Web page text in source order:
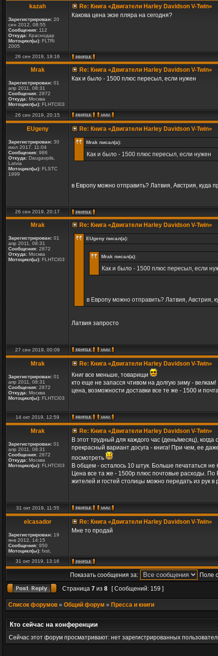
kazah
Зарегистрирован: 20
сен 2012, 08:55
Сообщения: 112
Откуда: Краснодар
Мотоцикл(ы): FLTRi
2005
Re: Книга «Двигатели Harley Davidson V-Twin»
Какова цена экзе пляра на сегодня?
26 сен 2019, 19:16
Mrak
Зарегистрирован: 01
апр 2011, 08:31
Сообщения: 2872
Откуда: Москва
Мотоцикл(ы): FLHTCI03
Re: Книга «Двигатели Harley Davidson V-Twin»
Как и было - 1500 плюс пересыл, если нужен
26 сен 2019, 20:15
EUgeny
Зарегистрирован: 30
июл 2017, 11:04
Сообщения: 986
Откуда: Daugavpils,
Latvia
Мотоцикл(ы): FLSTC
1999
Re: Книга «Двигатели Harley Davidson V-Twin»
Mrak писал(а):
Как и было - 1500 плюс пересыл, если нужен
в Европу можно отправить? Латвия, Австрия, куда
26 сен 2019, 20:17
Mrak
Зарегистрирован: 01
апр 2011, 08:31
Сообщения: 2872
Откуда: Москва
Мотоцикл(ы): FLHTCI03
Re: Книга «Двигатели Harley Davidson V-Twin»
EUgeny писал(а):
Mrak писал(а):
Как и было - 1500 плюс пересыл, если
в Европу можно отправить? Латвия, Австрия,
Латвия запросто
27 сен 2019, 00:09
Mrak
Зарегистрирован: 01
апр 2011, 08:31
Сообщения: 2872
Откуда: Москва
Мотоцикл(ы): FLHTCI03
Re: Книга «Двигатели Harley Davidson V-Twin»
Книг все меньше, товарищи
кто еще не запасся чтивом на долгую зиму - велкам!
цена, возможности доставки все те же - 1500 и
14 окт 2019, 12:59
Mrak
Зарегистрирован: 01
апр 2011, 08:31
Сообщения: 2872
Откуда: Москва
Мотоцикл(ы): FLHTCI03
Re: Книга «Двигатели Harley Davidson V-Twin»
В этот трудный для каждого час (день/месяц),
прекрасный вариант досуга - книга! При чем, ее
посмотреть
В общем - осталось 10 штук. Больше печататься не
Цена все та же - 1500р плюс почтовые расходы. По
жителей и гостей столицы можно передать из рук в
31 окт 2019, 11:55
elcasador
Зарегистрирован: 19
янв 2012, 14:15
Сообщения: 950
Мотоцикл(ы): fxst,
Re: Книга «Двигатели Harley Davidson V-Twin»
Мне то продай
31 окт 2019, 13:16
Показать сообщения за:
Поле
Страница 7 из 8 [ Сообщений: 159 ]
Список форумов » Общий форум » Пресса и книги
Кто сейчас на конференции
Сейчас этот форум просматривают: нет зарегистрированных